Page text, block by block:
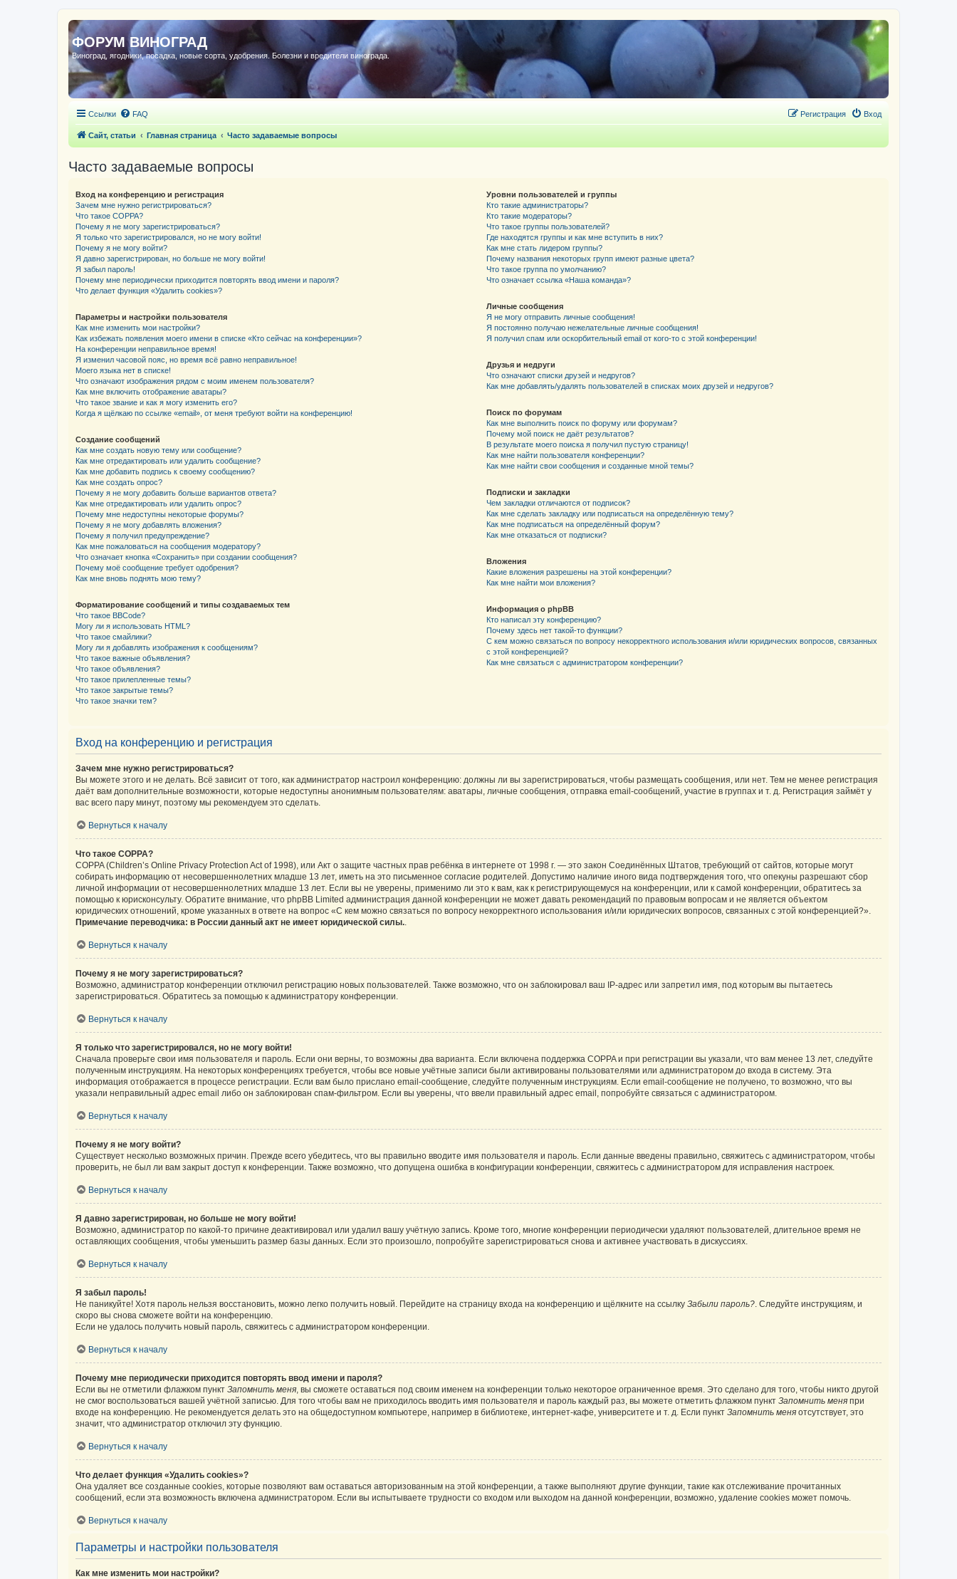
ФОРУМ ВИНОГРАД
Виноград, ягодники, посадка, новые сорта, удобрения. Болезни и вредители винограда.
Ссылки FAQ Вход
Регистрация
Сайт, статьи Главная страница Часто задаваемые вопросы
Часто задаваемые вопросы
Вход на конференцию и регистрация
Зачем мне нужно регистрироваться?
Что такое COPPA?
Почему я не могу зарегистрироваться?
Я только что зарегистрировался, но не могу войти!
Почему я не могу войти?
Я давно зарегистрирован, но больше не могу войти!
Я забыл пароль!
Почему мне периодически приходится повторять ввод имени и пароля?
Что делает функция «Удалить cookies»?
Параметры и настройки пользователя
Как мне изменить мои настройки?
Как избежать появления моего имени в списке «Кто сейчас на конференции»?
На конференции неправильное время!
Я изменил часовой пояс, но время всё равно неправильное!
Моего языка нет в списке!
Что означают изображения рядом с моим именем пользователя?
Как мне включить отображение аватары?
Что такое звание и как я могу изменить его?
Когда я щёлкаю по ссылке «email», от меня требуют войти на конференцию!
Создание сообщений
Как мне создать новую тему или сообщение?
Как мне отредактировать или удалить сообщение?
Как мне добавить подпись к своему сообщению?
Как мне создать опрос?
Почему я не могу добавить больше вариантов ответа?
Как мне отредактировать или удалить опрос?
Почему мне недоступны некоторые форумы?
Почему я не могу добавлять вложения?
Почему я получил предупреждение?
Как мне пожаловаться на сообщения модератору?
Что означает кнопка «Сохранить» при создании сообщения?
Почему моё сообщение требует одобрения?
Как мне вновь поднять мою тему?
Форматирование сообщений и типы создаваемых тем
Что такое BBCode?
Могу ли я использовать HTML?
Что такое смайлики?
Могу ли я добавлять изображения к сообщениям?
Что такое важные объявления?
Что такое объявления?
Что такое прилепленные темы?
Что такое закрытые темы?
Что такое значки тем?
Уровни пользователей и группы
Кто такие администраторы?
Кто такие модераторы?
Что такое группы пользователей?
Где находятся группы и как мне вступить в них?
Как мне стать лидером группы?
Почему названия некоторых групп имеют разные цвета?
Что такое группа по умолчанию?
Что означает ссылка «Наша команда»?
Личные сообщения
Я не могу отправить личные сообщения!
Я постоянно получаю нежелательные личные сообщения!
Я получил спам или оскорбительный email от кого-то с этой конференции!
Друзья и недруги
Что означают списки друзей и недругов?
Как мне добавлять/удалять пользователей в списках моих друзей и недругов?
Поиск по форумам
Как мне выполнить поиск по форуму или форумам?
Почему мой поиск не даёт результатов?
В результате моего поиска я получил пустую страницу!
Как мне найти пользователя конференции?
Как мне найти свои сообщения и созданные мной темы?
Подписки и закладки
Чем закладки отличаются от подписок?
Как мне сделать закладку или подписаться на определённую тему?
Как мне подписаться на определённый форум?
Как мне отказаться от подписки?
Вложения
Какие вложения разрешены на этой конференции?
Как мне найти мои вложения?
Информация о phpBB
Кто написал эту конференцию?
Почему здесь нет такой-то функции?
С кем можно связаться по вопросу некорректного использования и/или юридических вопросов, связанных
с этой конференцией?
Как мне связаться с администратором конференции?
Вход на конференцию и регистрация
Зачем мне нужно регистрироваться?
Вы можете этого и не делать. Всё зависит от того, как администратор настроил конференцию: должны ли вы зарегистрироваться, чтобы размещать сообщения, или нет. Тем не менее регистрация
даёт вам дополнительные возможности, которые недоступны анонимным пользователям: аватары, личные сообщения, отправка email-сообщений, участие в группах и т. д. Регистрация займёт у
вас всего пару минут, поэтому мы рекомендуем это сделать.
Вернуться к началу
Что такое COPPA?
COPPA (Children’s Online Privacy Protection Act of 1998), или Акт о защите частных прав ребёнка в интернете от 1998 г. — это закон Соединённых Штатов, требующий от сайтов, которые могут
собирать информацию от несовершеннолетних младше 13 лет, иметь на это письменное согласие родителей. Допустимо наличие иного вида подтверждения того, что опекуны разрешают сбор
личной информации от несовершеннолетних младше 13 лет. Если вы не уверены, применимо ли это к вам, как к регистрирующемуся на конференции, или к самой конференции, обратитесь за
помощью к юрисконсульту. Обратите внимание, что phpBB Limited администрация данной конференции не может давать рекомендаций по правовым вопросам и не является объектом
юридических отношений, кроме указанных в ответе на вопрос «С кем можно связаться по вопросу некорректного использования и/или юридических вопросов, связанных с этой конференцией?».
Примечание переводчика: в России данный акт не имеет юридической силы..
Вернуться к началу
Почему я не могу зарегистрироваться?
Возможно, администратор конференции отключил регистрацию новых пользователей. Также возможно, что он заблокировал ваш IP-адрес или запретил имя, под которым вы пытаетесь
зарегистрироваться. Обратитесь за помощью к администратору конференции.
Вернуться к началу
Я только что зарегистрировался, но не могу войти!
Сначала проверьте свои имя пользователя и пароль. Если они верны, то возможны два варианта. Если включена поддержка COPPA и при регистрации вы указали, что вам менее 13 лет, следуйте
полученным инструкциям. На некоторых конференциях требуется, чтобы все новые учётные записи были активированы пользователями или администратором до входа в систему. Эта
информация отображается в процессе регистрации. Если вам было прислано email-сообщение, следуйте полученным инструкциям. Если email-сообщение не получено, то возможно, что вы
указали неправильный адрес email либо он заблокирован спам-фильтром. Если вы уверены, что ввели правильный адрес email, попробуйте связаться с администратором.
Вернуться к началу
Почему я не могу войти?
Существует несколько возможных причин. Прежде всего убедитесь, что вы правильно вводите имя пользователя и пароль. Если данные введены правильно, свяжитесь с администратором, чтобы
проверить, не был ли вам закрыт доступ к конференции. Также возможно, что допущена ошибка в конфигурации конференции, свяжитесь с администратором для исправления настроек.
Вернуться к началу
Я давно зарегистрирован, но больше не могу войти!
Возможно, администратор по какой-то причине деактивировал или удалил вашу учётную запись. Кроме того, многие конференции периодически удаляют пользователей, длительное время не
оставляющих сообщения, чтобы уменьшить размер базы данных. Если это произошло, попробуйте зарегистрироваться снова и активнее участвовать в дискуссиях.
Вернуться к началу
Я забыл пароль!
Не паникуйте! Хотя пароль нельзя восстановить, можно легко получить новый. Перейдите на страницу входа на конференцию и щёлкните на ссылку Забыли пароль?. Следуйте инструкциям, и
скоро вы снова сможете войти на конференцию.
Если не удалось получить новый пароль, свяжитесь с администратором конференции.
Вернуться к началу
Почему мне периодически приходится повторять ввод имени и пароля?
Если вы не отметили флажком пункт Запомнить меня, вы сможете оставаться под своим именем на конференции только некоторое ограниченное время. Это сделано для того, чтобы никто другой
не смог воспользоваться вашей учётной записью. Для того чтобы вам не приходилось вводить имя пользователя и пароль каждый раз, вы можете отметить флажком пункт Запомнить меня при
входе на конференцию. Не рекомендуется делать это на общедоступном компьютере, например в библиотеке, интернет-кафе, университете и т. д. Если пункт Запомнить меня отсутствует, это
значит, что администратор отключил эту функцию.
Вернуться к началу
Что делает функция «Удалить cookies»?
Она удаляет все созданные cookies, которые позволяют вам оставаться авторизованным на этой конференции, а также выполняют другие функции, такие как отслеживание прочитанных
сообщений, если эта возможность включена администратором. Если вы испытываете трудности со входом или выходом на данной конференции, возможно, удаление cookies может помочь.
Вернуться к началу
Параметры и настройки пользователя
Как мне изменить мои настройки?